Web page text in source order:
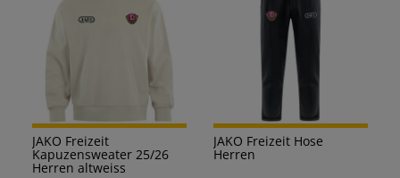
JAKO Freizeit
Kapuzensweater 25/26
Herren altweiss
JAKO Freizeit Hose
Herren